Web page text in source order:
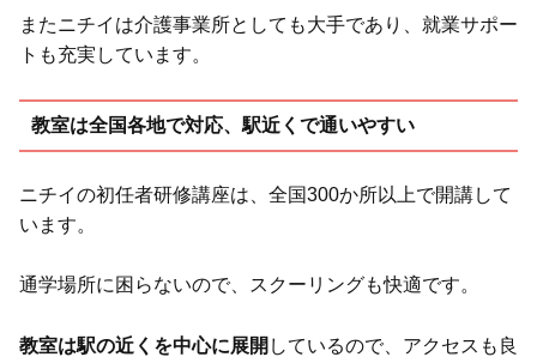
またニチイは介護事業所としても大手であり、就業サポー
トも充実しています。
教室は全国各地で対応、駅近くで通いやすい
ニチイの初任者研修講座は、全国300か所以上で開講して
います。
通学場所に困らないので、スクーリングも快適です。
教室は駅の近くを中心に展開 しているので、アクセスも良